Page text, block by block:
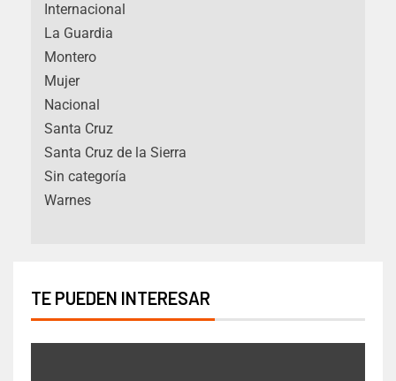
Internacional
La Guardia
Montero
Mujer
Nacional
Santa Cruz
Santa Cruz de la Sierra
Sin categoría
Warnes
TE PUEDEN INTERESAR